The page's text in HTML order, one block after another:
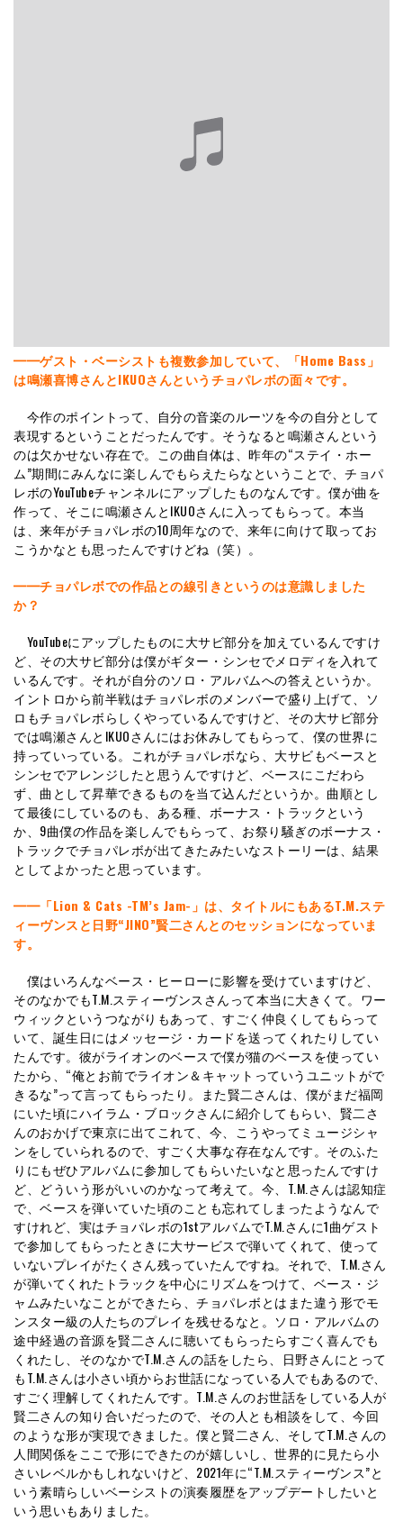
━━ゲスト・ベーシストも複数参加していて、「Home Bass」
は鳴瀬喜博さんとIKUOさんというチョパレボの面々です。
今作のポイントって、自分の音楽のルーツを今の自分として
表現するということだったんです。そうなると鳴瀬さんという
のは欠かせない存在で。この曲自体は、昨年の“ステイ・ホー
ム”期間にみんなに楽しんでもらえたらなということで、チョパ
レボのYouTubeチャンネルにアップしたものなんです。僕が曲を
作って、そこに鳴瀬さんとIKUOさんに入ってもらって。本当
は、来年がチョパレボの10周年なので、来年に向けて取ってお
こうかなとも思ったんですけどね（笑）。
━━チョパレボでの作品との線引きというのは意識しました
か？
YouTubeにアップしたものに大サビ部分を加えているんですけ
ど、その大サビ部分は僕がギター・シンセでメロディを入れて
いるんです。それが自分のソロ・アルバムへの答えというか。
イントロから前半戦はチョパレボのメンバーで盛り上げて、ソ
ロもチョパレボらしくやっているんですけど、その大サビ部分
では鳴瀬さんとIKUOさんにはお休みしてもらって、僕の世界に
持っていっている。これがチョパレボなら、大サビもベースと
シンセでアレンジしたと思うんですけど、ベースにこだわら
ず、曲として昇華できるものを当て込んだというか。曲順とし
て最後にしているのも、ある種、ボーナス・トラックという
か、9曲僕の作品を楽しんでもらって、お祭り騒ぎのボーナス・
トラックでチョパレボが出てきたみたいなストーリーは、結果
としてよかったと思っています。
━━「Lion & Cats -TM’s Jam-」は、タイトルにもあるT.M.ステ
ィーヴンスと日野“JINO”賢二さんとのセッションになっていま
す。
僕はいろんなベース・ヒーローに影響を受けていますけど、
そのなかでもT.M.スティーヴンスさんって本当に大きくて。ワー
ウィックというつながりもあって、すごく仲良くしてもらって
いて、誕生日にはメッセージ・カードを送ってくれたりしてい
たんです。彼がライオンのベースで僕が猫のベースを使ってい
たから、“俺とお前でライオン＆キャットっていうユニットがで
きるな”って言ってもらったり。また賢二さんは、僕がまだ福岡
にいた頃にハイラム・ブロックさんに紹介してもらい、賢二さ
んのおかげで東京に出てこれて、今、こうやってミュージシャ
ンをしていられるので、すごく大事な存在なんです。そのふた
りにもぜひアルバムに参加してもらいたいなと思ったんですけ
ど、どういう形がいいのかなって考えて。今、T.M.さんは認知症
で、ベースを弾いていた頃のことも忘れてしまったようなんで
すけれど、実はチョパレボの1stアルバムでT.M.さんに1曲ゲスト
で参加してもらったときに大サービスで弾いてくれて、使って
いないプレイがたくさん残っていたんですね。それで、T.M.さん
が弾いてくれたトラックを中心にリズムをつけて、ベース・ジ
ャムみたいなことができたら、チョパレボとはまた違う形でモ
ンスター級の人たちのプレイを残せるなと。ソロ・アルバムの
途中経過の音源を賢二さんに聴いてもらったらすごく喜んでも
くれたし、そのなかでT.M.さんの話をしたら、日野さんにとって
もT.M.さんは小さい頃からお世話になっている人でもあるので、
すごく理解してくれたんです。T.M.さんのお世話をしている人が
賢二さんの知り合いだったので、その人とも相談をして、今回
のような形が実現できました。僕と賢二さん、そしてT.M.さんの
人間関係をここで形にできたのが嬉しいし、世界的に見たら小
さいレベルかもしれないけど、2021年に“T.M.スティーヴンス”と
いう素晴らしいベーシストの演奏履歴をアップデートしたいと
いう思いもありました。